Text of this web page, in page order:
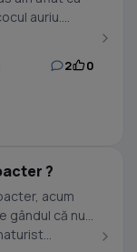
auriu.
2 0
?
acum
gândul că nu